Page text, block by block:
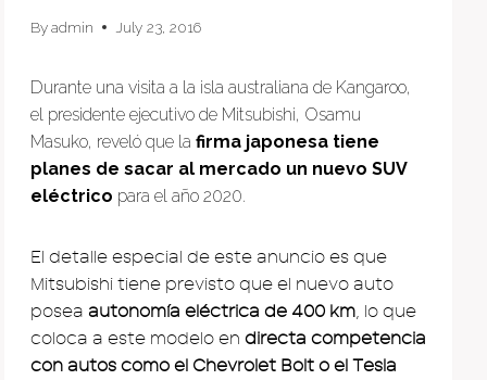
Byadmin July 23, 2016
Durante una visita a la isla australiana de Kangaroo,
el presidente ejecutivo de Mitsubishi, Osamu
Masuko, reveló que la firma japonesa tiene
planes de sacar al mercado un nuevo SUV
eléctrico para el año 2020.
El detalle especial de este anuncio es que
Mitsubishi tiene previsto que el nuevo auto
posea autonomía eléctrica de 400 km, lo que
coloca a este modelo en directa competencia
con autos como el Chevrolet Bolt o el Tesla